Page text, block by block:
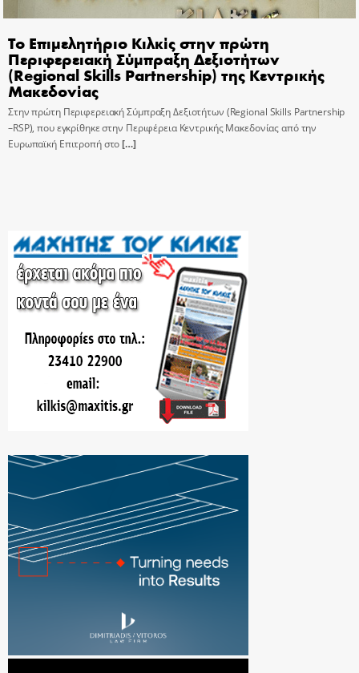
Το Επιμελητήριο Κιλκίς στην πρώτη
Περιφερειακή Σύμπραξη Δεξιοτήτων
(Regional Skills Partnership) της Κεντρικής
Μακεδονίας
Στην πρώτη Περιφερειακή Σύμπραξη Δεξιοτήτων (Regional Skills Partnership
–RSP), που εγκρίθηκε στην Περιφέρεια Κεντρικής Μακεδονίας από την
Ευρωπαϊκή Επιτροπή στο[…]